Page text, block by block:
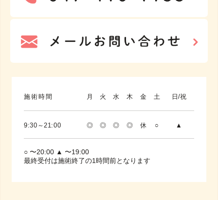
施術時間 月 火 水 木 金 土 日/祝
9:30～21:00 ◎ ◎ ◎ ◎ 休 ○ ▲
○ 〜20:00 ▲ 〜19:00
最終受付は施術終了の1時間前となります